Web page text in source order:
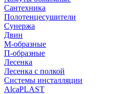
Сантехника
Полотенцесушители
Сунержа
Двин
М-образные
П-образные
Лесенка
Лесенка с полкой
Системы инсталляции
AlcaPLAST